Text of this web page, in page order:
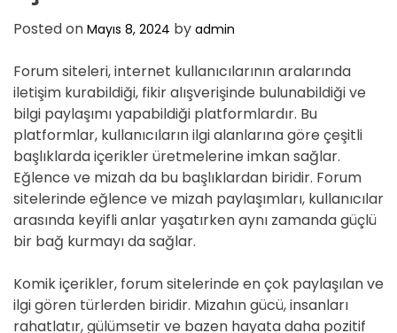
Posted on Mayıs 8, 2024 by admin
Forum siteleri, internet kullanıcılarının aralarında
iletişim kurabildiği, fikir alışverişinde bulunabildiği ve
bilgi paylaşımı yapabildiği platformlardır. Bu
platformlar, kullanıcıların ilgi alanlarına göre çeşitli
başlıklarda içerikler üretmelerine imkan sağlar.
Eğlence ve mizah da bu başlıklardan biridir. Forum
sitelerinde eğlence ve mizah paylaşımları, kullanıcılar
arasında keyifli anlar yaşatırken aynı zamanda güçlü
bir bağ kurmayı da sağlar.
Komik içerikler, forum sitelerinde en çok paylaşılan ve
ilgi gören türlerden biridir. Mizahın gücü, insanları
rahatlatır, gülümsetir ve bazen hayata daha pozitif